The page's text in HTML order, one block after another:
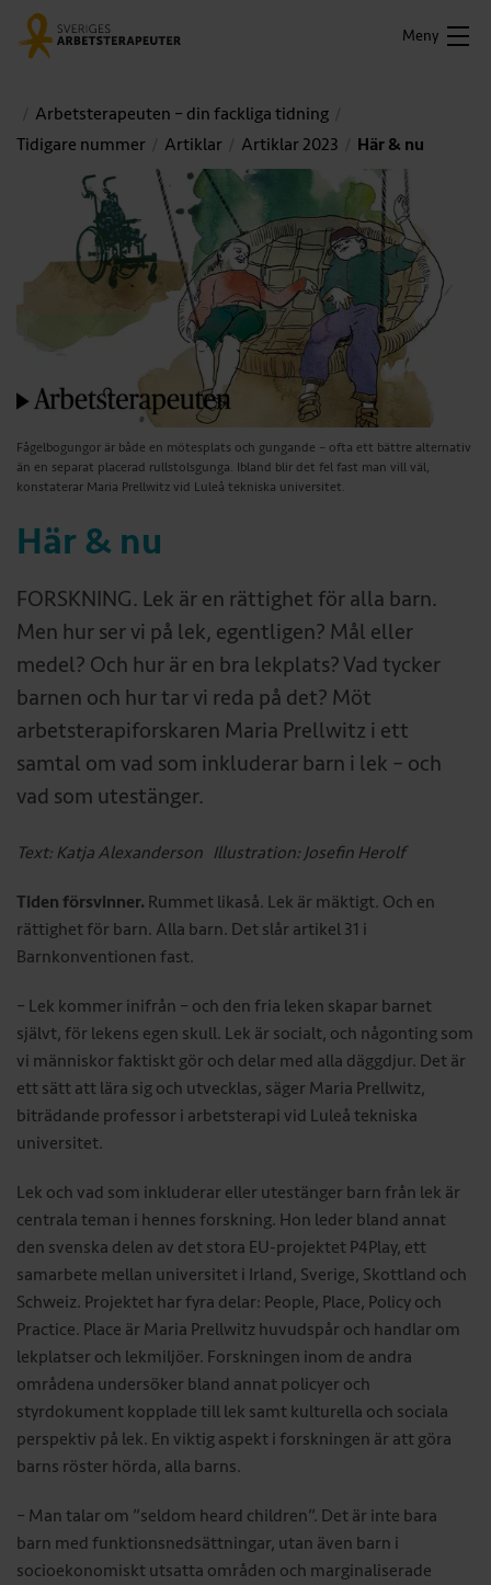
Meny
Arbetsterapeuten – din fackliga tidning
Tidigare nummer
Artiklar Artiklar 2023 Här & nu
Fågelbogungor är både en mötesplats och gungande – ofta ett bättre alternativ
än en separat placerad rullstolsgunga. Ibland blir det fel fast man vill väl,
konstaterar Maria Prellwitz vid Luleå tekniska universitet.
Här & nu
FORSKNING. Lek är en rättighet för alla barn.
Men hur ser vi på lek, egentligen? Mål eller
medel? Och hur är en bra lekplats? Vad tycker
barnen och hur tar vi reda på det? Möt
arbetsterapiforskaren Maria Prellwitz i ett
samtal om vad som inkluderar barn i lek – och
vad som utestänger.
Text: Katja Alexanderson Illustration: Josefin Herolf
Tiden försvinner. Rummet likaså. Lek är mäktigt. Och en
rättighet för barn. Alla barn. Det slår artikel 31 i
Barnkonventionen fast.
– Lek kommer inifrån – och den fria leken skapar barnet
självt, för lekens egen skull. Lek är socialt, och någonting som
vi människor faktiskt gör och delar med alla däggdjur. Det är
ett sätt att lära sig och utvecklas, säger Maria Prellwitz,
biträdande professor i arbetsterapi vid Luleå tekniska
universitet.
Lek och vad som inkluderar eller utestänger barn från lek är
centrala teman i hennes forskning. Hon leder bland annat
den svenska delen av det stora EU-projektet P4Play, ett
samarbete mellan universitet i Irland, Sverige, Skottland och
Schweiz. Projektet har fyra delar: People, Place, Policy och
Practice. Place är Maria Prellwitz huvudspår och handlar om
lekplatser och lekmiljöer. Forskningen inom de andra
områdena undersöker bland annat policyer och
styrdokument kopplade till lek samt kulturella och sociala
perspektiv på lek. En viktig aspekt i forskningen är att göra
barns röster hörda, alla barns.
– Man talar om ”seldom heard children”. Det är inte bara
barn med funktionsnedsättningar, utan även barn i
socioekonomiskt utsatta områden och marginaliserade